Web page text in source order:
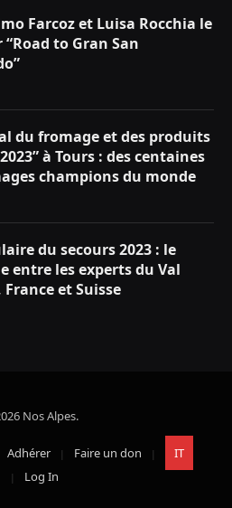
Farcoz et Luisa Rocchia le
to Gran San
du fromage et des produits
à Tours : des centaines
champions du monde
du secours 2023 : le
entre les experts du Val
France et Suisse
Nos Alpes.
Adhérer Faire un don
IT
Log In